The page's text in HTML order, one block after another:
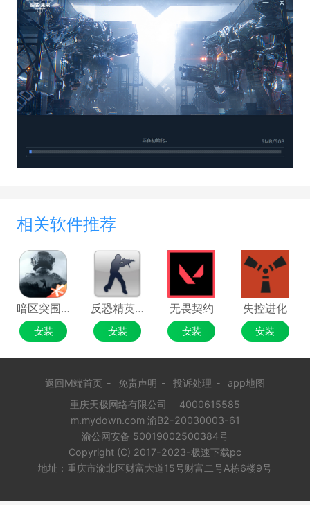
4、丛林魅影掉落详情
●专属近战：黑天使之刃
武器品级：传说
被动技能：提升灼烧类型伤害，提升武器充能速
度。
曜、史诗近战武器-火炬、丛林魅影专属卡牌、S3传
说枪械及其蓝图、史诗武器S3钛金跃迁秘藏、焕形芯
更多更新内容请去游戏官网或者游戏内查看。
游戏玩法
1、经典猎场模式
挠，寻找拯救世界的一线生机!
相关软件推荐
暗区突围：无限
安装
反恐精英CS1.6
安装
无畏契约
安装
失控进化
安装
返回M端首页 - 免责声明 - 投诉处理 -
app地图
重庆天极网络有限公司
4000615585
m.mydown.com 渝B2-20030003-61
渝公网安备 50019002500384号
Copyright (C) 2017-2023-极速下载pc
地址：重庆市渝北区财富大道15号财富二号A栋6楼9号